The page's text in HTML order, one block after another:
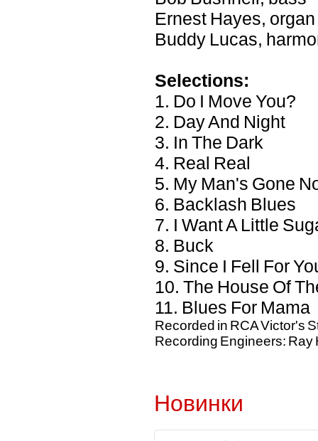
Ernest Hayes, organ
Buddy Lucas,
Selections:
1. Do I Move You?
2. Day And Night
3. In The Dark
4. Real Real
5. My Man's Gone
6. Backlash Blues
7. I Want A Little
8. Buck
9. Since I Fell For
10. The House Of
11. Blues For Mama
Recorded in RCA Victor's
Recording Engineers: Ray
Новинки